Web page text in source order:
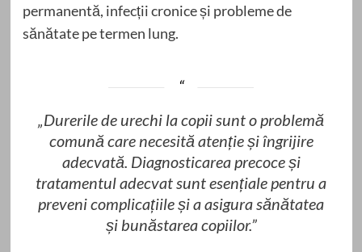
permanentă, infecții cronice și probleme de
sănătate pe termen lung.
„Durerile de urechi la copii sunt o problemă
comună care necesită atenție și îngrijire
adecvată. Diagnosticarea precoce și
tratamentul adecvat sunt esențiale pentru a
preveni complicațiile și a asigura sănătatea
și bunăstarea copiilor.”